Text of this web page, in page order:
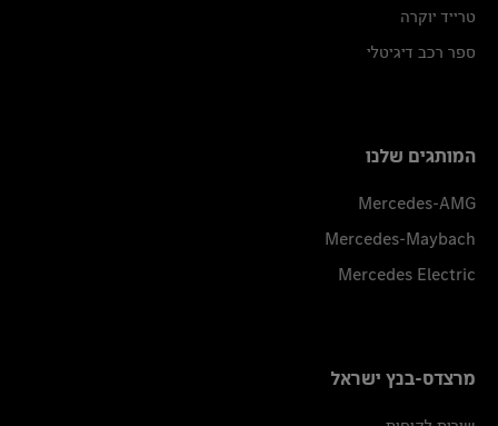
טרייד יוקרה
ספר רכב דיגיטלי
המותגים שלנו
Mercedes-AMG
Mercedes-Maybach
Mercedes Electric
מרצדס-בנץ ישראל